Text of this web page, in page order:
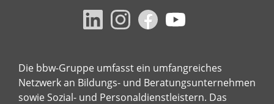
Die bbw-Gruppe umfasst ein umfangreiches
Netzwerk an Bildungs- und Beratungsunternehmen
sowie Sozial- und Personaldienstleistern. Das